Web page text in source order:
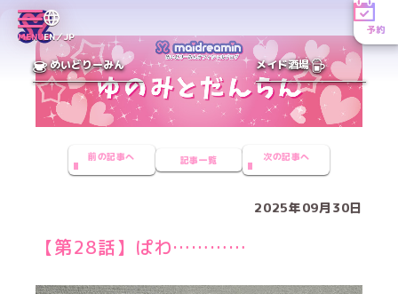
MENUEN／JP
予約
めいどりーみん メイド酒場
前の記事へ 記事一覧 次の記事へ
2025年09月30日
【第28話】ぱわ…………